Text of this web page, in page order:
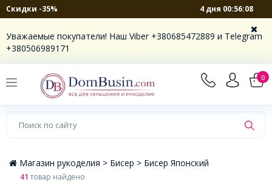
Скидки -35% 4 дня 00:56:07
Уважаемые покупатели! Наш Viber +380685472889 и Telegram
+380506989171
0
×
Магазин рукоделия > Бисер > Бисер Японский
41товар найдено